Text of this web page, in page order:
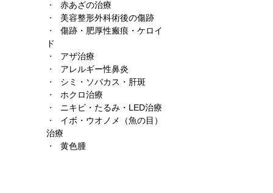
赤あざの治療
美容整形外科術後の傷跡
傷跡・肥厚性瘢痕・ケロイ
ド
アザ治療
アレルギー性鼻炎
シミ・ソバカス・肝斑
ホクロ治療
ニキビ・たるみ・LED治療
イボ・ウオノメ（魚の目）
治療
黄色腫